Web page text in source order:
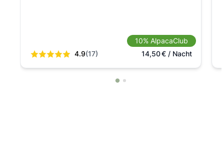
4.9(17)
10% AlpacaClub
14,50€/ Nacht